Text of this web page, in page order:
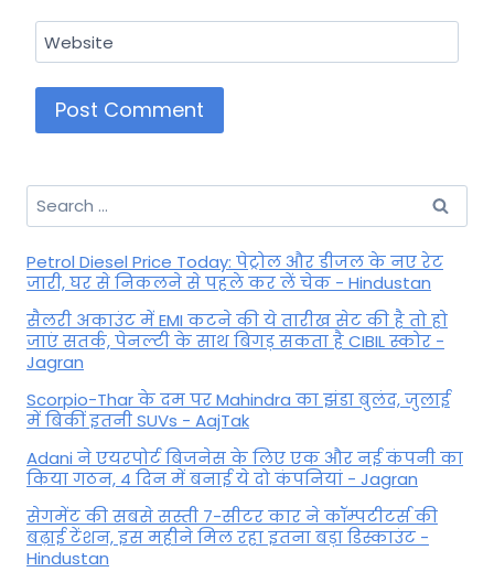
Website
Search
for:
Petrol Diesel Price Today: पेट्रोल और डीजल के नए रेट
जारी, घर से निकलने से पहले कर लें चेक - Hindustan
सैलरी अकाउंट में EMI कटने की ये तारीख सेट की है तो हो
जाएं सतर्क, पेनल्टी के साथ बिगड़ सकता है CIBIL स्कोर -
Jagran
Scorpio-Thar के दम पर Mahindra का झंडा बुलंद, जुलाई
में बिकीं इतनी SUVs - AajTak
Adani ने एयरपोर्ट बिजनेस के लिए एक और नई कंपनी का
किया गठन, 4 दिन में बनाई ये दो कंपनियां - Jagran
सेगमेंट की सबसे सस्ती 7-सीटर कार ने कॉम्पटीटर्स की
बढ़ाई टेंशन, इस महीने मिल रहा इतना बड़ा डिस्काउंट -
Hindustan